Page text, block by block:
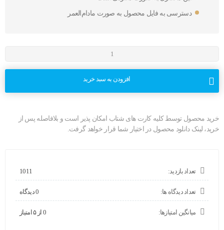
دسترسی به فایل محصول به صورت مادام‌العمر
افزودن به سبد خرید
خرید محصول توسط کلیه کارت های شتاب امکان پذیر است و بلافاصله پس از
خرید، لینک دانلود محصول در اختیار شما قرار خواهد گرفت.
تعداد بازدید: 1011
تعداد دیدگاه ها: 0 دیدگاه
میانگین امتیازها: 0 از ۵ امتیاز